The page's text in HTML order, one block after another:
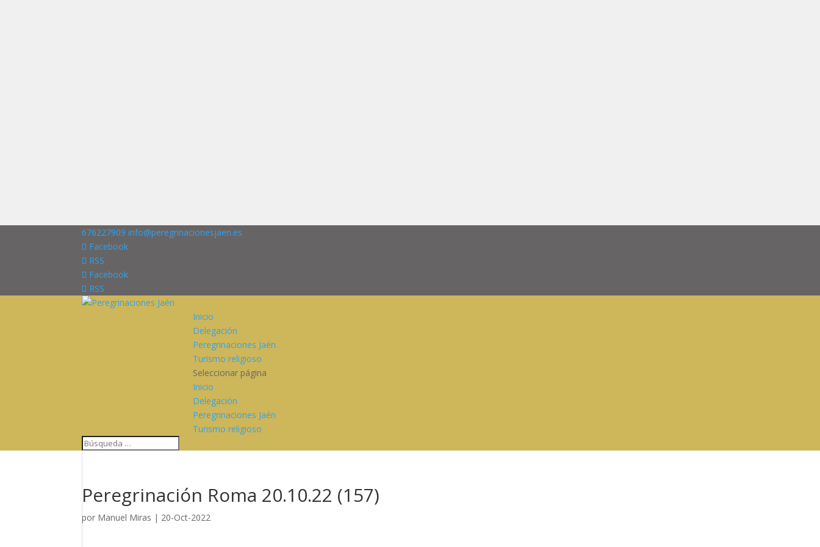
676227909 info@peregrinacionesjaen.es
Facebook
RSS
Facebook
RSS
Inicio
Delegación
Peregrinaciones Jaén
Turismo religioso
Seleccionar página
Inicio
Delegación
Peregrinaciones Jaén
Turismo religioso
Peregrinación Roma 20.10.22 (157)
por Manuel Miras | 20-Oct-2022